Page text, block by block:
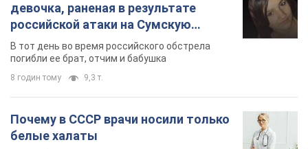
девочка, раненая в результате
российской атаки на Сумскую
область. Фото
В тот день во время российского обстрела
погибли ее брат, отчим и бабушка
8 годин тому 9,3 т.
Почему в СССР врачи носили только
белые халаты